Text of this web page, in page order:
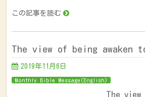
この記事を読む
The view of being awaken
2019年11月6日
Monthly Bible Message(English)
The view of